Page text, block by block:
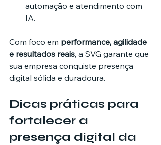
automação e atendimento com
IA.
Com foco em performance, agilidade
e resultados reais, a SVG garante que
sua empresa conquiste presença
digital sólida e duradoura.
Dicas práticas para
fortalecer a
presença digital da